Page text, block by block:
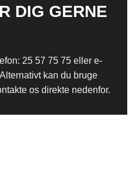
DIG GERNE
25 57 75 75 eller e-
kan du bruge
os direkte nedenfor.